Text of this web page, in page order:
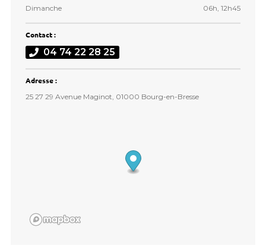
Dimanche
06h, 12h45
Contact :
04 74 22 28 25
Adresse :
25 27 29 Avenue Maginot, 01000 Bourg-en-Bresse